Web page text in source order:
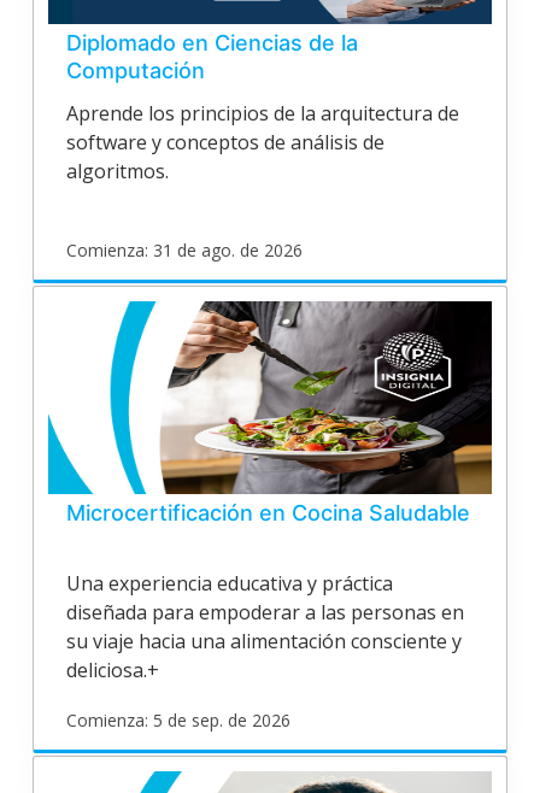
Diplomado en Ciencias de la
Computación
Aprende los principios de la arquitectura de
software y conceptos de análisis de
algoritmos.
Comienza: 31 de ago. de 2026
poligran
EPV24V141
Inicia31
de
ago.
de
2026
Microcertificación en Cocina Saludable
Una experiencia educativa y práctica
diseñada para empoderar a las personas en
su viaje hacia una alimentación consciente y
deliciosa.+
Comienza: 5 de sep. de 2026
poligran
EPV25V164